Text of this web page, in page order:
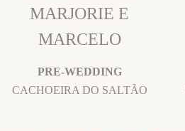
MARJORIE E
MARCELO
PRE-WEDDING
CACHOEIRA DO SALTÃO